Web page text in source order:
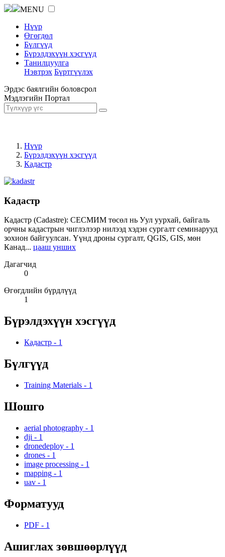
MENU
Нүүр
Өгөгдөл
Бүлгүүд
Бүрэлдэхүүн хэсгүүд
Танилцуулга
Нэвтрэх Бүртгүүлэх
Эрдэс баялгийн боловсрол
Мэдлэгийн Портал
Нүүр
Бүрэлдэхүүн хэсгүүд
Кадастр
Кадастр
Кадастр (Cadastre): СЕСМИМ төсөл нь Уул уурхай, байгаль
орчны кадастрын чиглэлээр нилээд хэдэн сургалт семинарууд
зохион байгуулсан. Үүнд дроны сургалт, QGIS, GIS, мөн
Канад... цааш унших
Дагагчид
0
Өгөгдлийн бүрдлүүд
1
Бүрэлдэхүүн хэсгүүд
Кадастр - 1
Бүлгүүд
Training Materials - 1
Шошго
aerial photography - 1
dji - 1
dronedeploy - 1
drones - 1
image processing - 1
mapping - 1
uav - 1
Форматууд
PDF - 1
Ашиглах зөвшөөрлүүд